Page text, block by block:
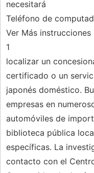
necesitará
Teléfono de
Ver Más instrucciones
1
localizar un
certificado o un
japonés doméstico.
empresas en
automóviles de
biblioteca pública
específicas. La
contacto con el